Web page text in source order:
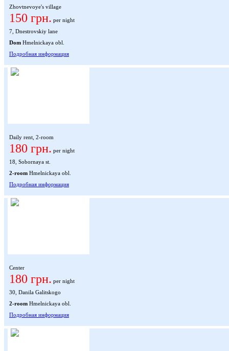
Zhovtnevoye's village
150 грн. per night
7, Dnestrovskiy lane
Dom Hmelnickaya obl.
Подробная информация
Daily rent, 2-room
180 грн. per night
18, Sobornaya st.
2-room Hmelnickaya obl.
Подробная информация
Center
180 грн. per night
30, Danila Galitskogo
2-room Hmelnickaya obl.
Подробная информация